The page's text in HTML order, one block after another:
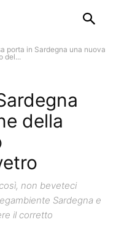
porta in Sardegna una nuova
del...
della
non beveteci
Sardegna e
il corretto